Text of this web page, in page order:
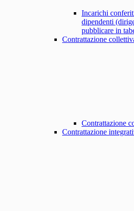
Incarichi
dipendenti
pubblicare in
Contrattazione
Contrattazione
Contrattazione